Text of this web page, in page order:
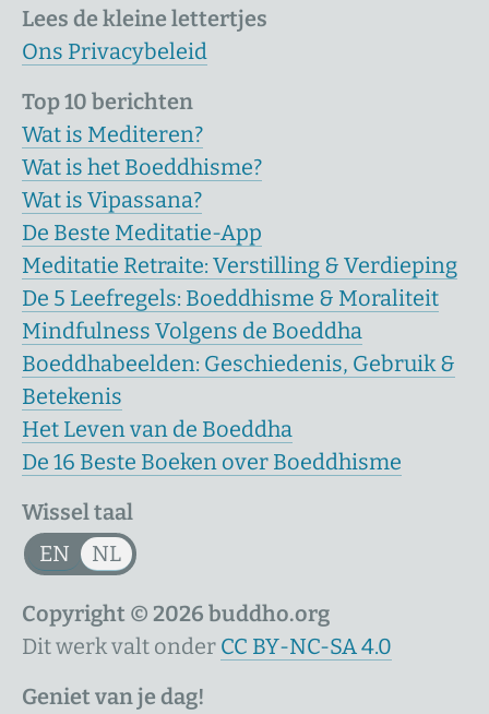
Lees de kleine lettertjes
Ons Privacybeleid
Top 10 berichten
Wat is Mediteren?
Wat is het Boeddhisme?
Wat is Vipassana?
De Beste Meditatie-App
Meditatie Retraite: Verstilling & Verdieping
De 5 Leefregels: Boeddhisme & Moraliteit
Mindfulness Volgens de Boeddha
Boeddhabeelden: Geschiedenis, Gebruik &
Betekenis
Het Leven van de Boeddha
De 16 Beste Boeken over Boeddhisme
Wissel taal
EN
NL
Copyright © 2026 buddho.org
Dit werk valt onder CC BY-NC-SA 4.0
Geniet van je dag!